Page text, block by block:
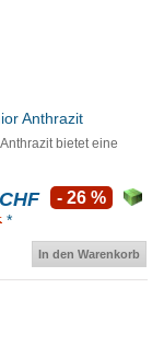
Anthrazit
bietet eine
*
- 26 %
In den Warenkorb